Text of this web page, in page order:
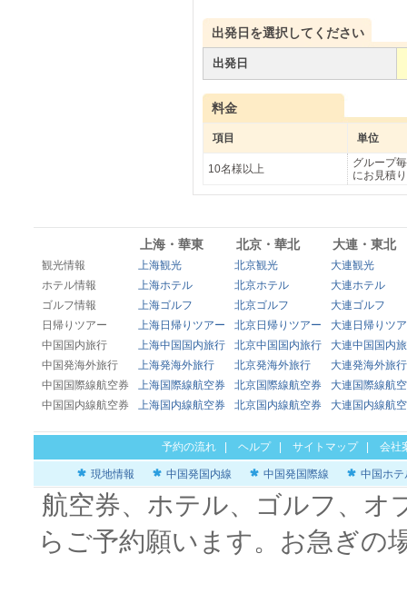
出発日を選択してください
出発日
料金
項目 単位
10名様以上
グループ毎
にお見積り
上海・華東 北京・華北 大連・東北
観光情報 上海観光 北京観光
大連観光
ホテル情報
上海ホテル 北京ホテル
大連ホテル
ゴルフ情報
上海ゴルフ 北京ゴルフ
大連ゴルフ
日帰りツアー
上海日帰りツアー 北京日帰りツアー
大連日帰りツ
中国国内旅行
上海中国国内旅行 北京中国国内旅行
大連中国国内
中国発海外旅行
上海発海外旅行 北京発海外旅行
大連発海外旅行
中国国際線航空券
上海国際線航空券 北京国際線航空券
大連国際線航
中国国内線航空券
上海国内線航空券 北京国内線航空券 大連国内線航
予約の流れ ヘルプ| サイトマップ| 会社
現地情報 中国発国内線 中国発国際線 中国ホテ
航空券、ホテル、ゴルフ、オ
らご予約願います。お急ぎの